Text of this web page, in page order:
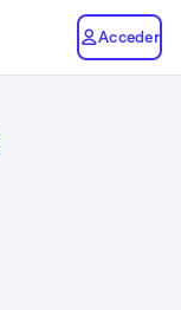
Acceder